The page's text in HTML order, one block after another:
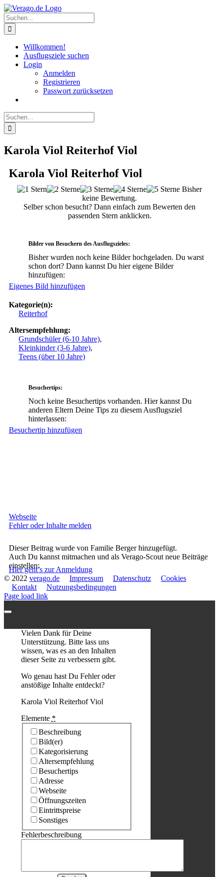
Zum
Inhalt
springen
Suche
nach:
Willkommen!
Ausflugsziele suchen
Login
Anmelden
Registrieren
Passwort zurücksetzen
Suche
nach:
Karola Viol Reiterhof Viol
Karola Viol Reiterhof Viol
Bisher
keine Bewertung.
Selber schon besucht? Dann einfach zum Bewerten den
passenden Stern anklicken.
Bilder von Besuchern des Ausflugszieles:
Bisher wurden noch keine Bilder hochgeladen. Du warst
schon dort? Dann kannst Du hier eigene Bilder
hinzufügen:
Eigenes Bild hinzufügen
Kategorie(n):
Reiterhof
Altersempfehlung:
Grundschüler (6-10 Jahre),
Kleinkinder (3-6 Jahre),
Teens (über 10 Jahre)
Besuchertips:
Noch keine Besuchertips vorhanden. Hier kannst Du
anderen Eltern Deine Tips zu diesem Ausflugsziel
hinterlassen:
Besuchertip hinzufügen
Webseite
Fehler oder Inhalte melden
Dieser Beitrag wurde von Familie Berger hinzugefügt.
Auch Du kannst mitmachen und als Verago-Scout neue Beiträge
einstellen:
Hier geht’s zur Anmeldung
© 2022 verago.de Impressum Datenschutz
Cookies
Kontakt
Nutzungsbedingungen
Page load link
Vielen Dank für Deine
Unterstützung. Bitte lass uns
wissen, was es an den Inhalten
dieser Seite zu verbessern gibt.
Wo genau hast Du Fehler oder
anstößige Inhalte entdeckt?
Karola Viol Reiterhof Viol
Elemente *
Beschreibung
Bild(er)
Kategorisierung
Altersempfehlung
Besuchertips
Adresse
Webseite
Öffnungszeiten
Eintrittspreise
Sonstiges
Fehlerbeschreibung